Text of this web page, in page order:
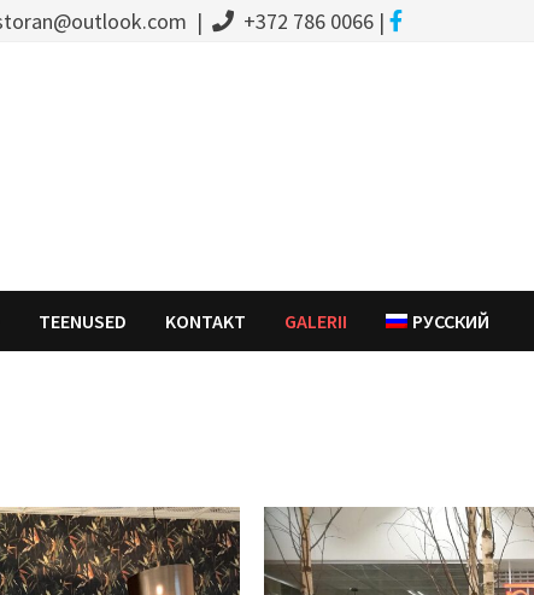
| +372 786 0066 |
TEENUSED KONTAKT GALERII РУССКИЙ